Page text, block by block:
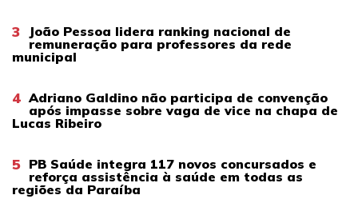
3
João Pessoa lidera ranking nacional de
remuneração para professores da rede
municipal
4 Adriano Galdino não participa de convenção
após impasse sobre vaga de vice na chapa de
Lucas Ribeiro
5 PB Saúde integra 117 novos concursados e
reforça assistência à saúde em todas as
regiões da Paraíba